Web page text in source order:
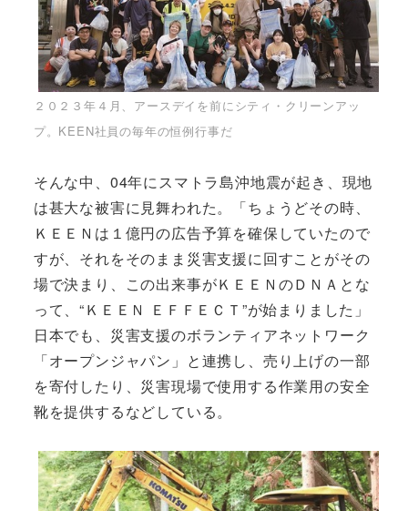
２０２３年４月、アースデイを前にシティ・クリーンアッ
プ。KEEN社員の毎年の恒例行事だ
そんな中、04年にスマトラ島沖地震が起き、現地
は甚大な被害に見舞われた。「ちょうどその時、
ＫＥＥＮは１億円の広告予算を確保していたので
すが、それをそのまま災害支援に回すことがその
場で決まり、この出来事がＫＥＥＮのＤＮＡとな
って、“ＫＥＥＮ ＥＦＦＥＣＴ”が始まりました」
日本でも、災害支援のボランティアネットワーク
「オープンジャパン」と連携し、売り上げの一部
を寄付したり、災害現場で使用する作業用の安全
靴を提供するなどしている。